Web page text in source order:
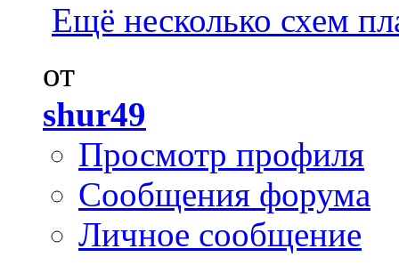
Ещё несколько схем
от
shur49
Просмотр профиля
Сообщения форума
Личное сообщение